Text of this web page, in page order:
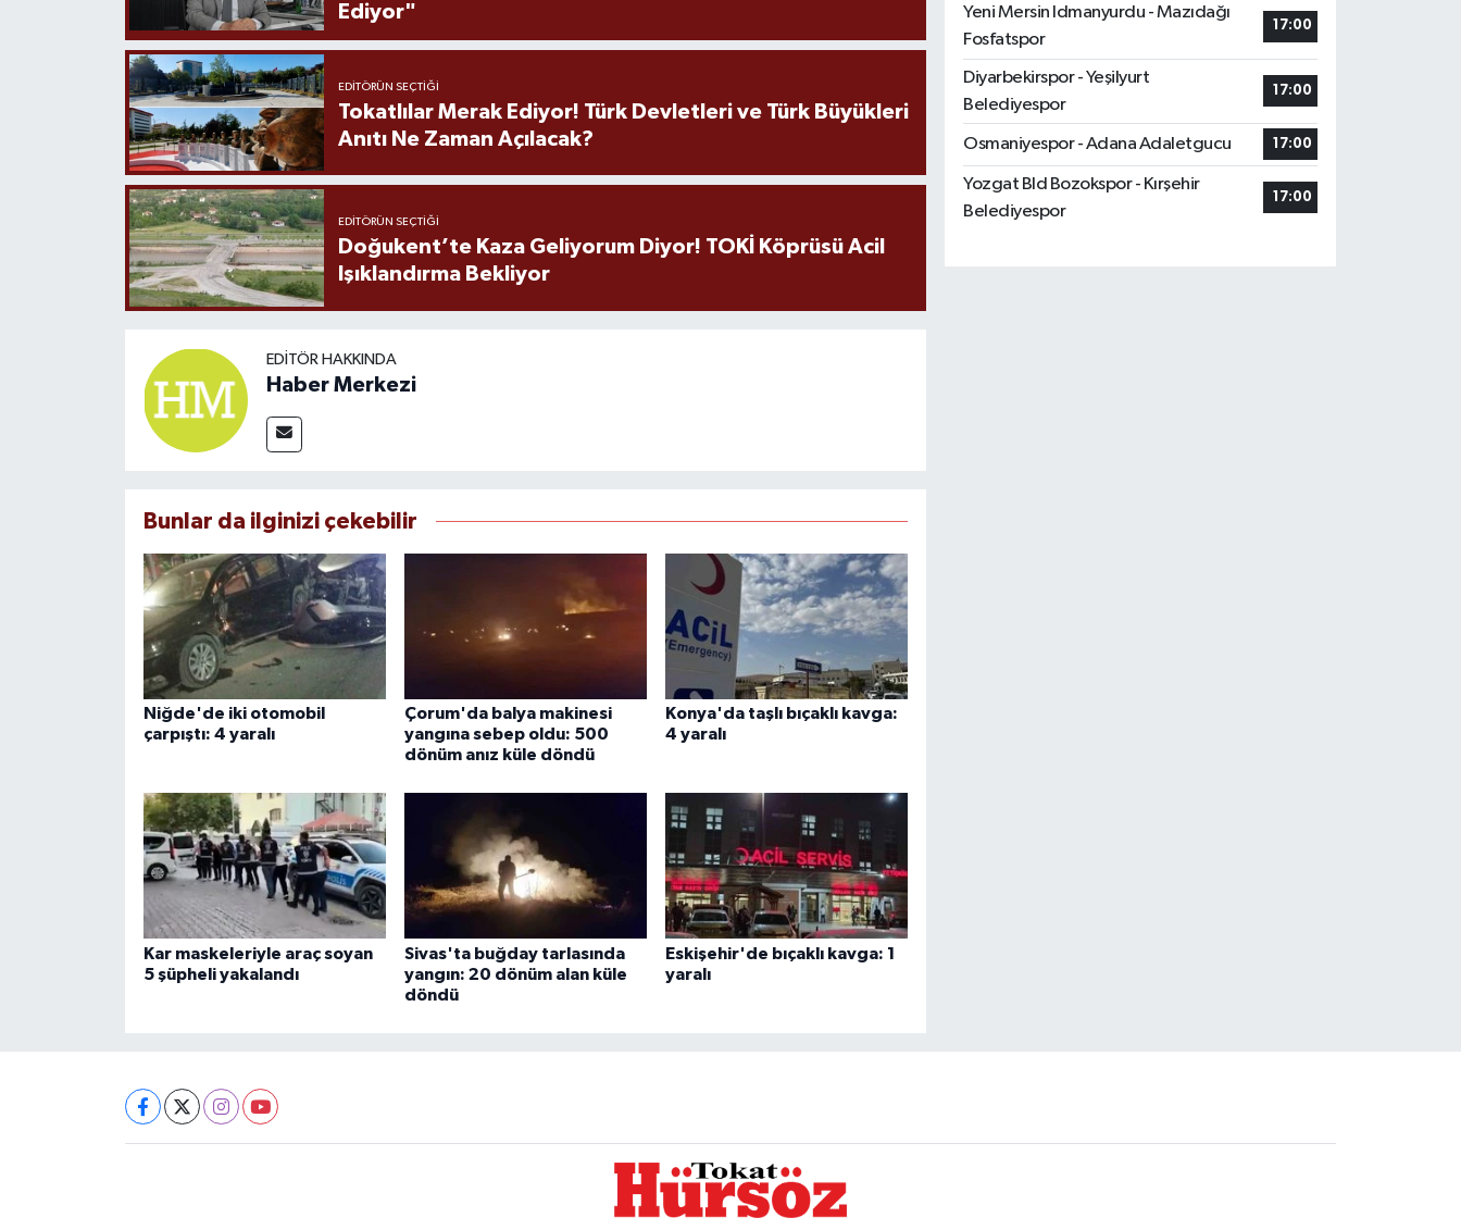
Ediyor"
EDITÖRÜN SEÇTIĞI
Tokatlılar Merak Ediyor! Türk Devletleri ve Türk Büyükleri
Anıtı Ne Zaman Açılacak?
EDITÖRÜN SEÇTIĞI
Doğukent’te Kaza Geliyorum Diyor! TOKİ Köprüsü Acil
Işıklandırma Bekliyor
EDITÖR HAKKINDA
Haber Merkezi
Bunlar da ilginizi çekebilir
Niğde'de iki otomobil
çarpıştı: 4 yaralı
Çorum'da balya makinesi
yangına sebep oldu: 500
dönüm anız küle döndü
Konya'da taşlı bıçaklı kavga:
4 yaralı
Kar maskeleriyle araç soyan
5 şüpheli yakalandı
Sivas'ta buğday tarlasında
yangın: 20 dönüm alan küle
döndü
Eskişehir'de bıçaklı kavga: 1
yaralı
Yeni Mersin Idmanyurdu - Mazıdağı
Fosfatspor
17:00
Diyarbekirspor - Yeşilyurt
Belediyespor
17:00
Osmaniyespor - Adana Adaletgucu 17:00
Yozgat Bld Bozokspor - Kırşehir
Belediyespor
17:00